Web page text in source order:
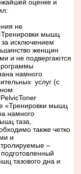
оценке и
не
мышц
исключением
женщин
и не подвергаются
намного
услуг (с
PelvicToner
«Тренировки мышц
намного
таза,
также четко
и
–
тазового дна и